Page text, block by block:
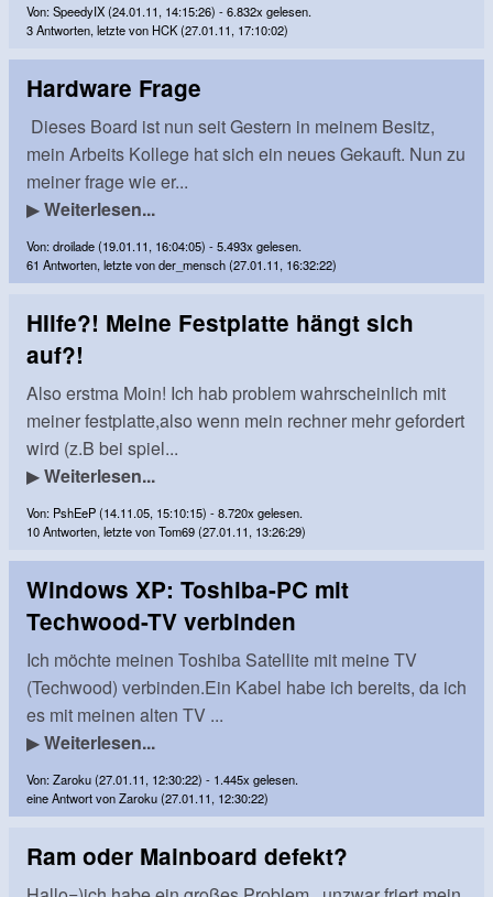
Von: SpeedyIX (24.01.11, 14:15:26) - 6.832x gelesen.
3 Antworten, letzte von HCK (27.01.11, 17:10:02)
Hardware Frage
Dieses Board ist nun seit Gestern in meinem Besitz,
mein Arbeits Kollege hat sich ein neues Gekauft. Nun zu
meiner frage wie er...
▶Weiterlesen...
Von: droilade (19.01.11, 16:04:05) - 5.493x gelesen.
61 Antworten, letzte von der_mensch (27.01.11, 16:32:22)
HIlfe?! Meine Festplatte hängt sich
auf?!
Also erstma Moin! Ich hab problem wahrscheinlich mit
meiner festplatte,also wenn mein rechner mehr gefordert
wird (z.B bei spiel...
▶Weiterlesen...
Von: PshEeP (14.11.05, 15:10:15) - 8.720x gelesen.
10 Antworten, letzte von Tom69 (27.01.11, 13:26:29)
Windows XP: Toshiba-PC mit
Techwood-TV verbinden
Ich möchte meinen Toshiba Satellite mit meine TV
(Techwood) verbinden.Ein Kabel habe ich bereits, da ich
es mit meinen alten TV ...
▶Weiterlesen...
Von: Zaroku (27.01.11, 12:30:22) - 1.445x gelesen.
eine Antwort von Zaroku (27.01.11, 12:30:22)
Ram oder Mainboard defekt?